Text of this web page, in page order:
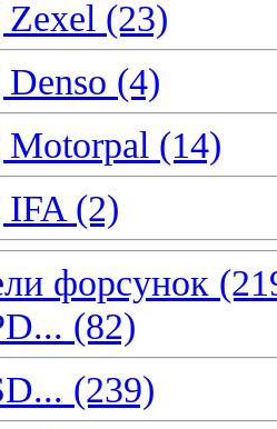
(23)
(4)
(14)
(2)
форсунок
(82)
(239)